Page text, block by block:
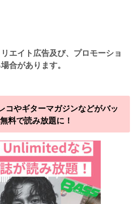
エイト広告及び、プロモーショ
合があります。
コやギターマガジンなどがバッ
料で読み放題に！